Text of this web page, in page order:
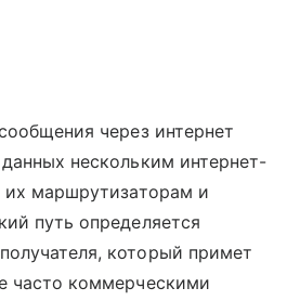
через интернет
нескольким интернет-
их маршрутизаторам и
путь определяется
который примет
часто коммерческими